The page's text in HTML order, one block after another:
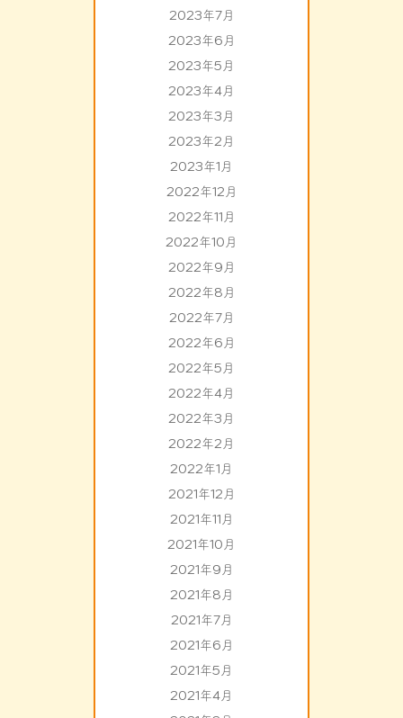
2023年7月
2023年6月
2023年5月
2023年4月
2023年3月
2023年2月
2023年1月
2022年12月
2022年11月
2022年10月
2022年9月
2022年8月
2022年7月
2022年6月
2022年5月
2022年4月
2022年3月
2022年2月
2022年1月
2021年12月
2021年11月
2021年10月
2021年9月
2021年8月
2021年7月
2021年6月
2021年5月
2021年4月